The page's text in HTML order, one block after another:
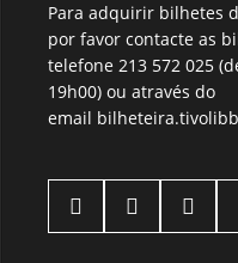
Para adquirir bilhetes
por favor contacte as
telefone213 572 025
19h00) ou através do
email
  